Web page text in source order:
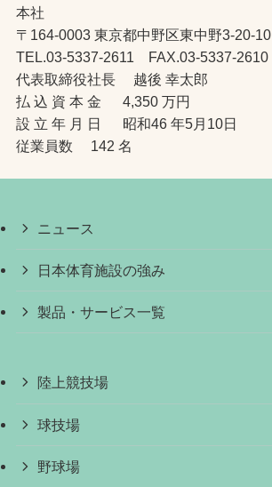
本社
〒164-0003 東京都中野区東中野3-20-10
TEL.03-5337-2611 FAX.03-5337-2610
代表取締役社長 越後 幸太郎
払 込 資 本 金 4,350 万円
設 立 年 月 日 昭和46 年5月10日
従業員数 142 名
ニュース
日本体育施設の強み
製品・サービス一覧
陸上競技場
球技場
野球場